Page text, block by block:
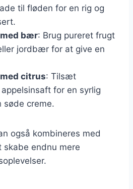
til fløden for en rig og
bær: Brug pureret frugt
jordbær for at give en
citrus: Tilsæt
for en syrlig
søde creme.
også kombineres med
skabe endnu mere